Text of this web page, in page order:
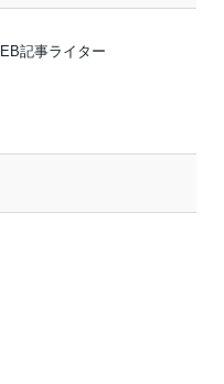
記事ライター